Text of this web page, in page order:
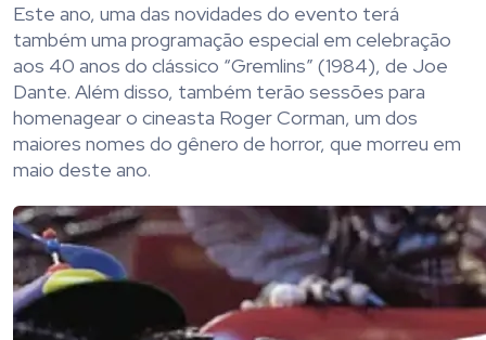
Este ano, uma das novidades do evento terá
também uma programação especial em celebração
aos 40 anos do clássico “Gremlins” (1984), de Joe
Dante. Além disso, também terão sessões para
homenagear o cineasta Roger Corman, um dos
maiores nomes do gênero de horror, que morreu em
maio deste ano.